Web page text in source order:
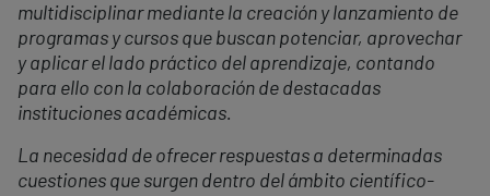
multidisciplinar mediante la creación y lanzamiento de
programas y cursos que buscan potenciar, aprovechar
y aplicar el lado práctico del aprendizaje, contando
para ello con la colaboración de destacadas
instituciones académicas.
La necesidad de ofrecer respuestas a determinadas
cuestiones que surgen dentro del ámbito científico-